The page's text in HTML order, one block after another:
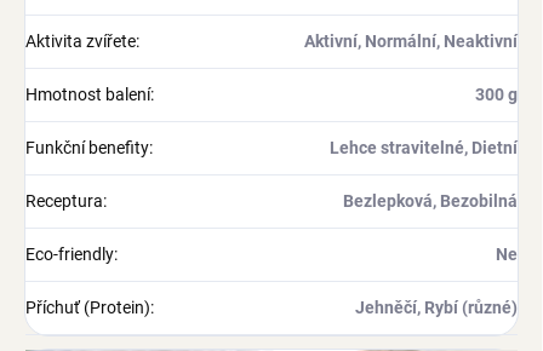
Aktivita zvířete: Aktivní, Normální, Neaktivní
Hmotnost balení: 300 g
Funkční benefity: Lehce stravitelné, Dietní
Receptura: Bezlepková, Bezobilná
Eco-friendly: Ne
Příchuť (Protein): Jehněčí, Rybí (různé)